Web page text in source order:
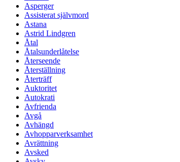
Asperger
Assisterat självmord
Astana
Astrid Lindgren
Åtal
Åtalsunderlåtelse
Återseende
Återställning
Återträff
Auktoritet
Autokrati
Avfrienda
Avgå
Avhängd
Avhopparverksamhet
Avrättning
Avsked